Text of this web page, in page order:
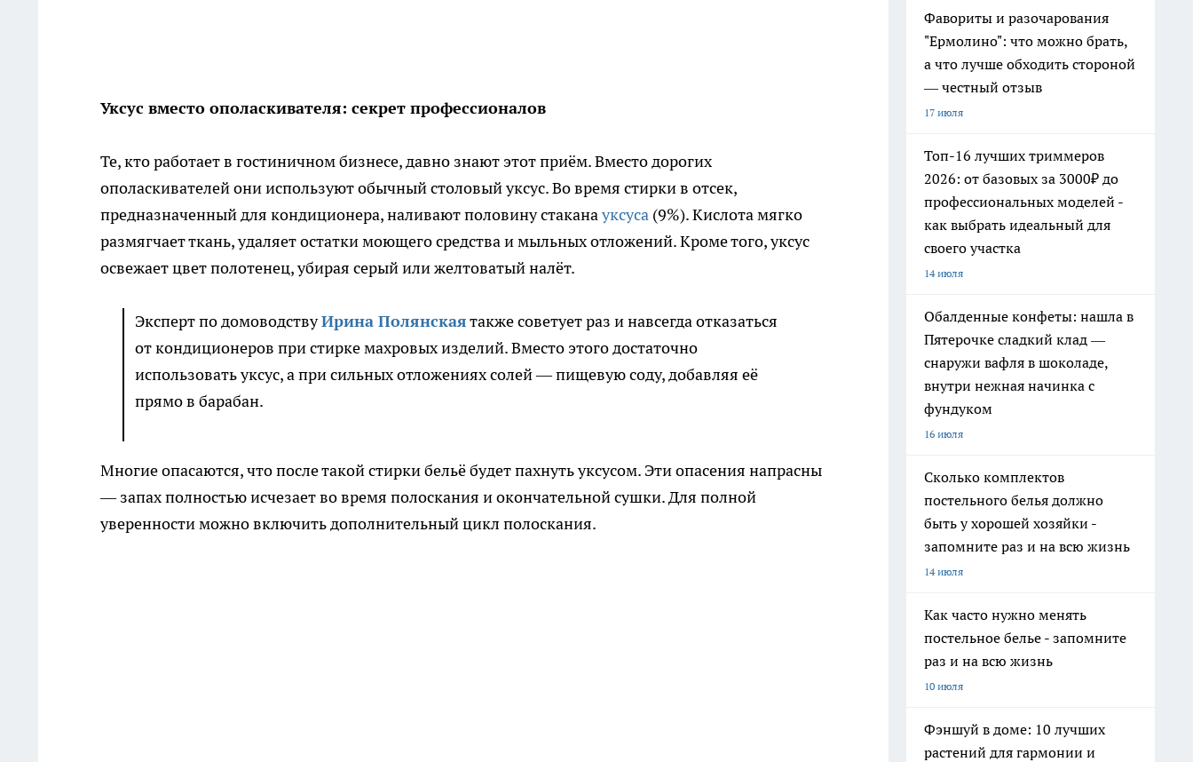
Уксус вместо ополаскивателя: секрет профессионалов
Те, кто работает в гостиничном бизнесе, давно знают этот приём. Вместо дорогих
ополаскивателей они используют обычный столовый уксус. Во время стирки в отсек,
предназначенный для кондиционера, наливают половину стаканауксуса (9%). Кислота мягко
размягчает ткань, удаляет остатки моющего средства и мыльных отложений. Кроме того, уксус
освежает цвет полотенец, убирая серый или желтоватый налёт.
Эксперт по домоводствуИрина Полянскаятакже советует раз и навсегда отказаться
от кондиционеров при стирке махровых изделий. Вместо этого достаточно
использовать уксус, а при сильных отложениях солей — пищевую соду, добавляя её
прямо в барабан.
Многие опасаются, что после такой стирки бельё будет пахнуть уксусом. Эти опасения напрасны
— запах полностью исчезает во время полоскания и окончательной сушки. Для полной
уверенности можно включить дополнительный цикл полоскания.
Фавориты и разочарования
"Ермолино": что можно брать,
а что лучше обходить стороной
— честный отзыв
17 июля
Топ-16 лучших триммеров
2026: от базовых за 3000₽ до
профессиональных моделей -
как выбрать идеальный для
своего участка
14 июля
Обалденные конфеты: нашла в
Пятерочке сладкий клад —
снаружи вафля в шоколаде,
внутри нежная начинка с
фундуком
16 июля
Сколько комплектов
постельного белья должно
быть у хорошей хозяйки -
запомните раз и на всю жизнь
14 июля
Как часто нужно менять
постельное белье - запомните
раз и на всю жизнь
10 июля
Фэншуй в доме: 10 лучших
растений для гармонии и